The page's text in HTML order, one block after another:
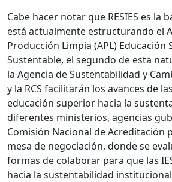
Cabe hacer notar que RESIES es la
está actualmente estructurando el
Producción Limpia (APL) Educación
Sustentable, el segundo de esta
la Agencia de Sustentabilidad y
y la RCS facilitarán los avances de
educación superior hacia la
diferentes ministerios, agencias
Comisión Nacional de Acreditación
mesa de negociación, donde se
formas de colaborar para que las
hacia la sustentabilidad institucional